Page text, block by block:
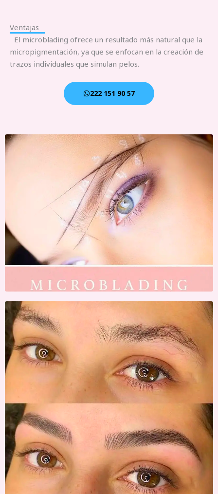
Ventajas
El microblading ofrece un resultado más natural que la
micropigmentación, ya que se enfocan en la creación de
trazos individuales que simulan pelos.
222 151 90 57